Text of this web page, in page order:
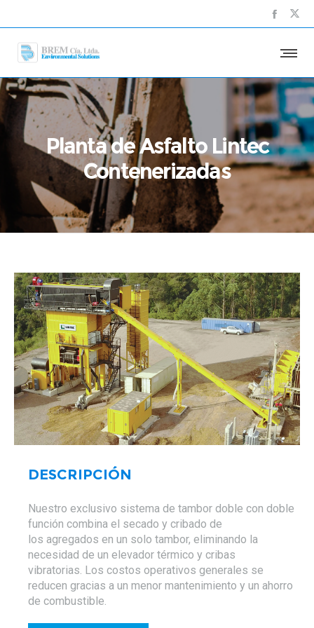
Planta de Asfalto Lintec
Contenerizadas
DESCRIPCIÓN
Nuestro exclusivo sistema de tambor doble con doble
función combina el secado y cribado de
los agregados en un solo tambor, eliminando la
necesidad de un elevador térmico y cribas
vibratorias. Los costos operativos generales se
reducen gracias a un menor mantenimiento y un ahorro
de combustible.